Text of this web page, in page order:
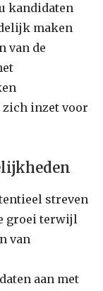
kandidaten
maken
van de
zich inzet voor
streven
groei terwijl
van
aan met